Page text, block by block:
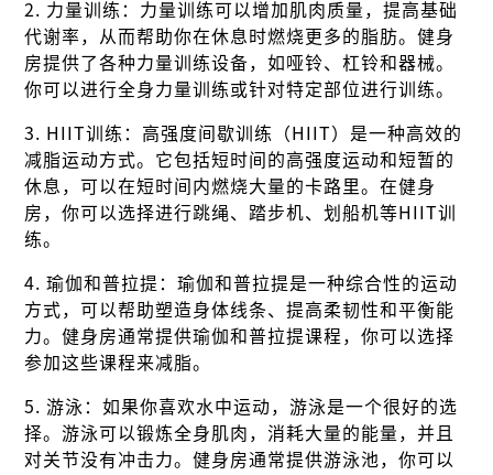
2. 力量训练：力量训练可以增加肌肉质量，提高基础
代谢率，从而帮助你在休息时燃烧更多的脂肪。健身
房提供了各种力量训练设备，如哑铃、杠铃和器械。
你可以进行全身力量训练或针对特定部位进行训练。
3. HIIT训练：高强度间歇训练（HIIT）是一种高效的
减脂运动方式。它包括短时间的高强度运动和短暂的
休息，可以在短时间内燃烧大量的卡路里。在健身
房，你可以选择进行跳绳、踏步机、划船机等HIIT训
练。
4. 瑜伽和普拉提：瑜伽和普拉提是一种综合性的运动
方式，可以帮助塑造身体线条、提高柔韧性和平衡能
力。健身房通常提供瑜伽和普拉提课程，你可以选择
参加这些课程来减脂。
5. 游泳：如果你喜欢水中运动，游泳是一个很好的选
择。游泳可以锻炼全身肌肉，消耗大量的能量，并且
对关节没有冲击力。健身房通常提供游泳池，你可以